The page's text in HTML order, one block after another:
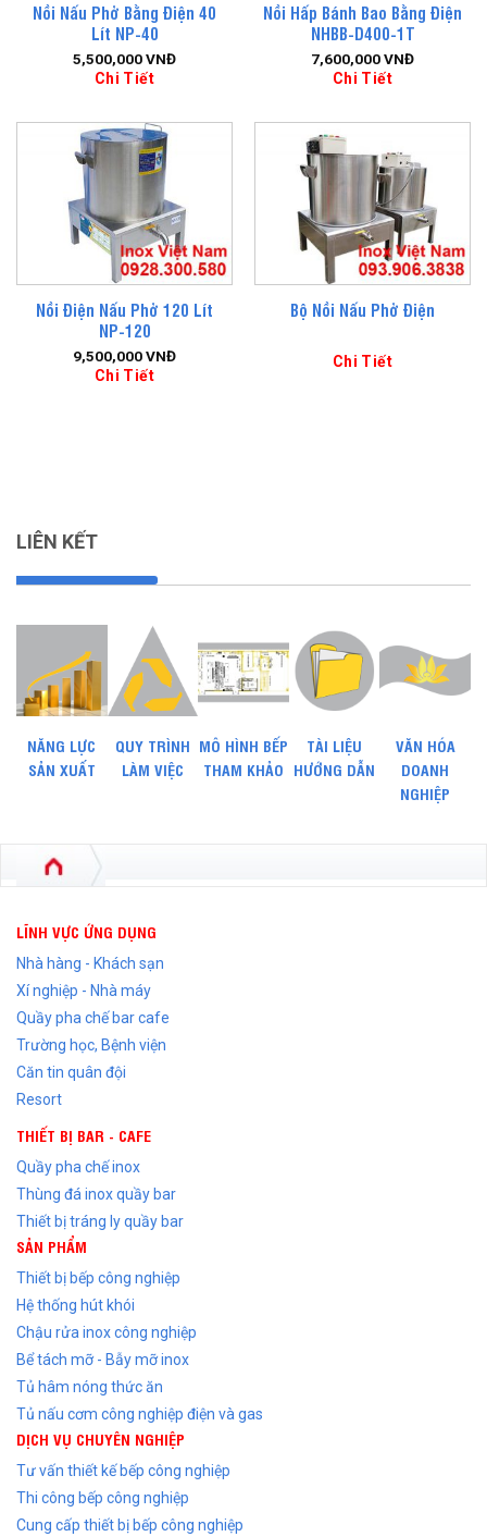
Nồi Nấu Phở Bằng Điện 40
Lít NP-40
5,500,000VNĐ
Chi Tiết
Nồi Hấp Bánh Bao Bằng Điện
NHBB-D400-1T
7,600,000VNĐ
Chi Tiết
Nồi Điện Nấu Phở 120 Lít
NP-120
9,500,000VNĐ
Chi Tiết
Bộ Nồi Nấu Phở Điện
Chi Tiết
LIÊN KẾT
NĂNG LỰC
SẢN XUẤT
QUY TRÌNH
LÀM VIỆC
MÔ HÌNH BẾP
THAM KHẢO
TÀI LIỆU
HƯỚNG DẪN
VĂN HÓA
DOANH
NGHIỆP
LĨNH VỰC ỨNG DỤNG
Nhà hàng - Khách sạn
Xí nghiệp - Nhà máy
Quầy pha chế bar cafe
Trường học, Bệnh viện
Căn tin quân đội
Resort
THIẾT BỊ BAR - CAFE
Quầy pha chế inox
Thùng đá inox quầy bar
Thiết bị tráng ly quầy bar
SẢN PHẨM
Thiết bị bếp công nghiệp
Hệ thống hút khói
Chậu rửa inox công nghiệp
Bể tách mỡ - Bẫy mỡ inox
Tủ hâm nóng thức ăn
Tủ nấu cơm công nghiệp điện và gas
DỊCH VỤ CHUYÊN NGHIỆP
Tư vấn thiết kế bếp công nghiệp
Thi công bếp công nghiệp
Cung cấp thiết bị bếp công nghiệp